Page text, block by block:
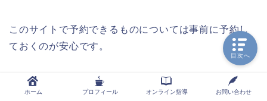
このサイトで予約できるものについては事前に予約し
ておくのが安心です。
ホーム プロフィール オンライン指導 お問い合わせ
目次へ